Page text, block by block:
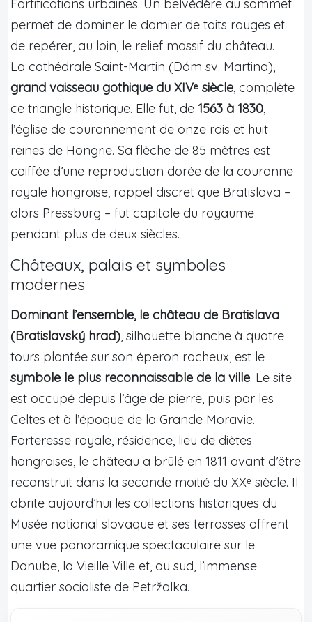
Fortifications urbaines. Un belvédère au sommet
permet de dominer le damier de toits rouges et
de repérer, au loin, le relief massif du château.
La cathédrale Saint-Martin (Dóm sv. Martina),
grand vaisseau gothique du XIVᵉ siècle, complète
ce triangle historique. Elle fut, de 1563 à 1830,
l’église de couronnement de onze rois et huit
reines de Hongrie. Sa flèche de 85 mètres est
coiffée d’une reproduction dorée de la couronne
royale hongroise, rappel discret que Bratislava –
alors Pressburg – fut capitale du royaume
pendant plus de deux siècles.
Châteaux, palais et symboles
modernes
Dominant l’ensemble, le château de Bratislava
(Bratislavský hrad), silhouette blanche à quatre
tours plantée sur son éperon rocheux, est le
symbole le plus reconnaissable de la ville. Le site
est occupé depuis l’âge de pierre, puis par les
Celtes et à l’époque de la Grande Moravie.
Forteresse royale, résidence, lieu de diètes
hongroises, le château a brûlé en 1811 avant d’être
reconstruit dans la seconde moitié du XXᵉ siècle. Il
abrite aujourd’hui les collections historiques du
Musée national slovaque et ses terrasses offrent
une vue panoramique spectaculaire sur le
Danube, la Vieille Ville et, au sud, l’immense
quartier socialiste de Petržalka.